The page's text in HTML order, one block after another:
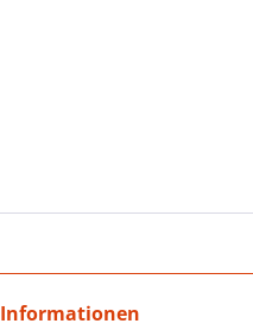
Informationen